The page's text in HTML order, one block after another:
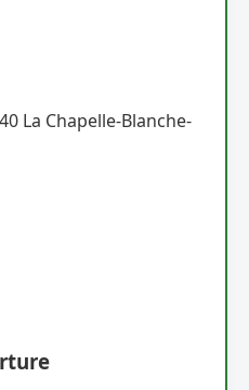
La Chapelle-Blanche-